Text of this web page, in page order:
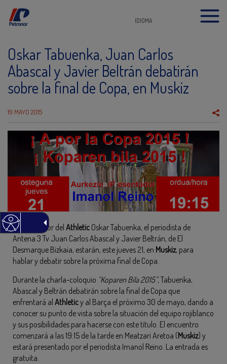
IDIOMA
Oskar Tabuenka, Juan Carlos
Abascal y Javier Beltrán debatirán
sobre la final de Copa, en Muskiz
19 MAYO 2015
El ex-jugador del Athletic Oskar Tabuenka, el periodista de
Antena 3 Tv Juan Carlos Abascal y Javier Beltrán, de El
Desmarque Bizkaia, estarán, este jueves 21, en Muskiz, para
hablar y debatir sobre la próxima final de Copa.
Durante la charla-coloquio “Koparen Bila 2015”, Tabuenka,
Abascal y Beltrán debatirán sobre la final de Copa que
enfrentará al Athleticy al Barça el próximo 30 de mayo, dando a
conocer su punto de vista sobre la situación del equipo rojiblanco
y sus posibilidades para hacerse con este título. El encuentro
comenzará a las 19:15 de la tarde en Meatzari Aretoa (Muskiz) y
estará presentado por el periodista Imanol Reino. La entrada es
gratuita.